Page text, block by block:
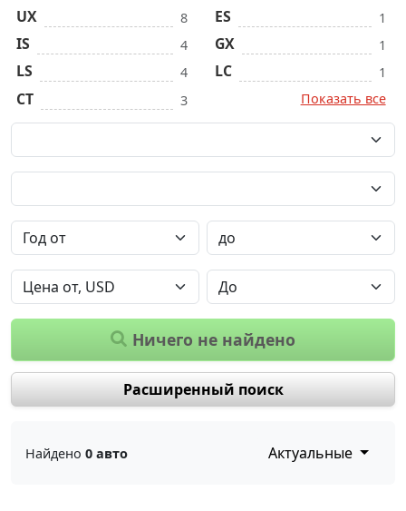
UX 8
IS 4
LS 4
CT 3
ES 1
GX 1
LC
1
Показать все
Ничего не найдено
Расширенный поиск
Найдено 0 авто Актуальные